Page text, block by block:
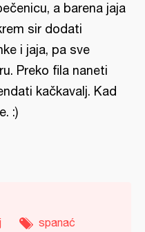
a barena jaja
sir dodati
i jaja, pa sve
Preko fila naneti
kačkavalj. Kad
:)
spanać